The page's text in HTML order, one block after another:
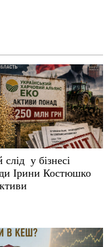
у бізнесі
Ірини Костюшко